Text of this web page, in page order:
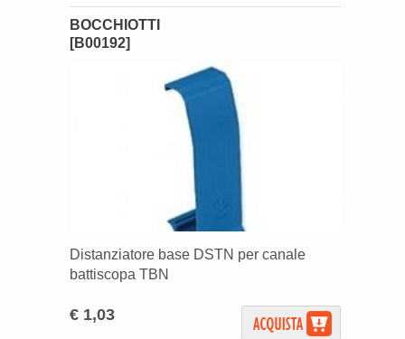
BOCCHIOTTI
[B00192]
Distanziatore base DSTN per canale
battiscopa TBN
€ 1,03